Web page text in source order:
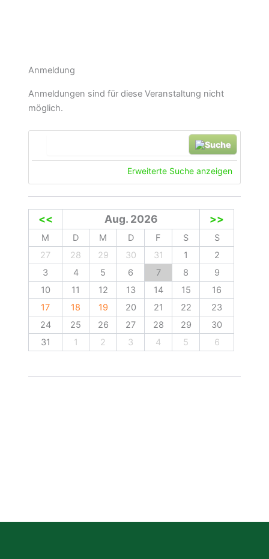
Anmeldung
Anmeldungen sind für diese Veranstaltung nicht
möglich.
Erweiterte Suche anzeigen
<< Aug. 2026 >>
M D M D F S
S
27
28 29 30 31 1
2
3
4 5 6 7 8
9
10
11 12 13 14 15
16
17
18 19 20 21 22
23
24
25 26 27 28 29
30
31
1 2 3 4 5 6